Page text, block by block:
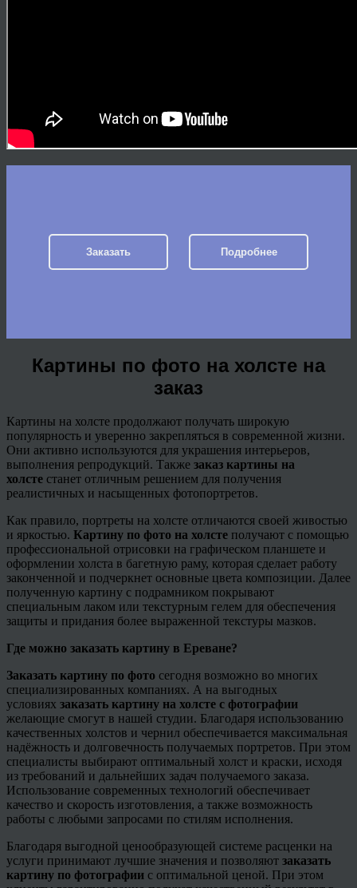
Заказать Подробнее
Картины по фото на холсте на
заказ
Картины на холсте продолжают получать широкую
популярность и уверенно закрепляться в современной жизни.
Они активно используются для украшения интерьеров,
выполнения репродукций. Также заказ картины на
холсте станет отличным решением для получения
реалистичных и насыщенных фотопортретов.
Как правило, портреты на холсте отличаются своей живостью
и яркостью. Картину по фото на холсте получают с помощью
профессиональной отрисовки на графическом планшете и
оформлении холста в багетную раму, которая сделает работу
законченной и подчеркнет основные цвета композиции. Далее
полученную картину с подрамником покрывают
специальным лаком или текстурным гелем для обеспечения
защиты и придания более выраженной текстуры мазков.
Где можно заказать картину в Ереване?
Заказать картину по фото сегодня возможно во многих
специализированных компаниях. А на выгодных
условиях заказать картину на холсте с фотографии
желающие смогут в нашей студии. Благодаря использованию
качественных холстов и чернил обеспечивается максимальная
надёжность и долговечность получаемых портретов. При этом
специалисты выбирают оптимальный холст и краски, исходя
из требований и дальнейших задач получаемого заказа.
Использование современных технологий обеспечивает
качество и скорость изготовления, а также возможность
работы с любыми запросами по стилям исполнения.
Благодаря выгодной ценообразующей системе расценки на
услуги принимают лучшие значения и позволяют заказать
картину по фотографии с оптимальной ценой. При этом